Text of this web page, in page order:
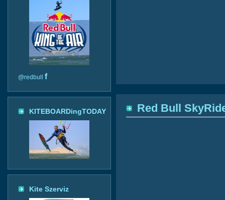
@redbull f
KITEBOARDingTODAY
Kite Szerviz
Red Bull